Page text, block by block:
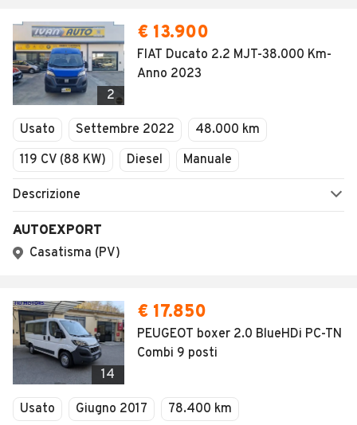
2
€ 13.900
FIAT Ducato 2.2 MJT-38.000 Km-
Anno 2023
Usato Settembre 2022
48.000 km
119 CV (88 KW)
Diesel Manuale
Descrizione
AUTOEXPORT
Casatisma (PV)
14
€ 17.850
PEUGEOT boxer 2.0 BlueHDi PC-TN
Combi 9 posti
Usato Giugno 2017 78.400 km